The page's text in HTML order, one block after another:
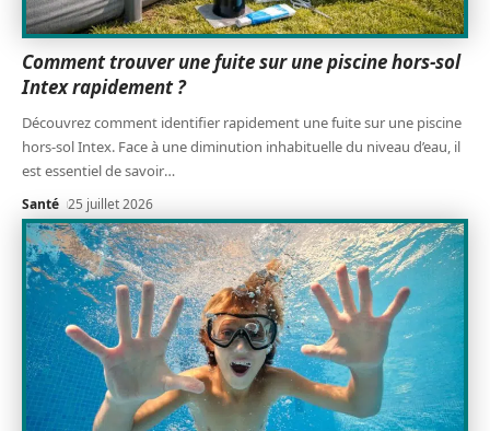
Comment trouver une fuite sur une piscine hors-sol
Intex rapidement ?
Découvrez comment identifier rapidement une fuite sur une piscine
hors-sol Intex. Face à une diminution inhabituelle du niveau d’eau, il
est essentiel de savoir…
Santé 25 juillet 2026